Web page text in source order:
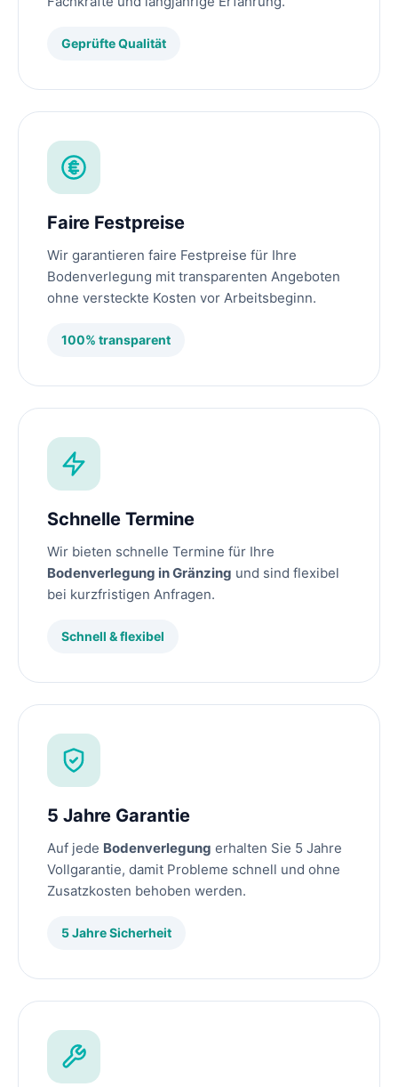
Geprüfte Qualität
Faire Festpreise
Wir garantieren faire Festpreise für Ihre
Bodenverlegung mit transparenten Angeboten
ohne versteckte Kosten vor Arbeitsbeginn.
100% transparent
Schnelle Termine
Wir bieten schnelle Termine für Ihre
Bodenverlegung in Gränzing und sind flexibel
bei kurzfristigen Anfragen.
Schnell & flexibel
5 Jahre Garantie
Auf jede Bodenverlegung erhalten Sie 5 Jahre
Vollgarantie, damit Probleme schnell und ohne
Zusatzkosten behoben werden.
5 Jahre Sicherheit